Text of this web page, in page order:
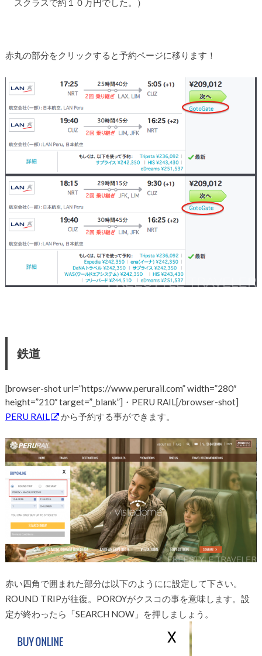
赤丸の部分をクリックすると予約ページに移ります！
鉄道
[browser-shot url=”https://www.perurail.com” width=”280″
height=”210″ target=”_blank”]・PERU RAIL[/browser-shot]
PERU RAIL
から予約する事ができます。
赤い四角で囲まれた部分は以下のようにに設定して下さい。
ROUND TRIPが往復。POROYがクスコの事を意味します。設
定が終わったら「SEARCH NOW」を押しましょう。